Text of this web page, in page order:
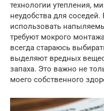
технологии утепления,
неудобства для
использовать
требуют мокрого
всегда стараюсь
выделяют вредных
запаха. Это важно не
моего собственного